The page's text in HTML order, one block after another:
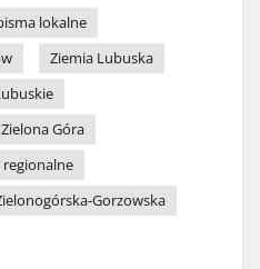
lokalne
Ziemia Lubuska
Zielona Góra
regionalne
Gorzowska